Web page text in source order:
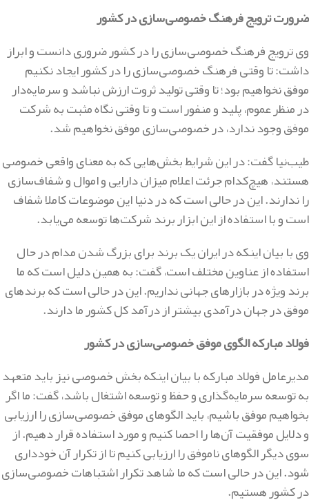
ضرورت ترویج فرهنگ خصوصی‌سازی در کشور
وی ترویج فرهنگ خصوصی‌سازی را در کشور ضروری دانست و ابراز
داشت: تا وقتی فرهنگ خصوصی‌سازی را در کشور ایجاد نکنیم
موفق نخواهیم بود؛ تا وقتی تولید ثروت ارزش نباشد و سرمایه‌دار
در منظر عموم، پلید و منفور است و تا وقتی نگاه مثبت به شرکت
موفق وجود ندارد، در خصوصی‌سازی موفق نخواهیم شد.
طیب‌نیا گفت: در این شرایط بخش‌هایی که به معنای واقعی خصوصی
هستند، هیچ‌کدام جرئت اعلام میزان دارایی و اموال و شفاف‌سازی
را ندارند. این در حالی است که در دنیا این موضوعات کاملا شفاف
است و با استفاده از این ابزار برند شرکت‌ها توسعه می‌یابد.
وی با بیان اینکه در ایران یک برند برای بزرگ شدن مدام در حال
استفاده از عناوین مختلف است، گفت: به همین دلیل است که ما
برند ویژه در بازارهای جهانی نداریم. این در حالی است که برندهای
موفق در جهان درآمدی بیشتر از درآمد کل کشور ما دارند.
فولاد مبارکه الگوی موفق خصوصی‌سازی در کشور
مدیرعامل فولاد مبارکه با بیان اینکه بخش خصوصی نیز باید متعهد
به توسعه سرمایه‌گذاری و حفظ و توسعه اشتغال باشد، گفت: ما اگر
بخواهیم موفق باشیم، باید الگوهای موفق خصوصی‌سازی را ارزیابی
و دلایل موفقیت آن‌ها را احصا کنیم و مورد استفاده قرار دهیم. از
سوی دیگر الگوهای ناموفق را ارزیابی کنیم تا از تکرار آن خودداری
شود. این در حالی است که ما شاهد تکرار اشتباهات خصوصی‌سازی
در کشور هستیم.